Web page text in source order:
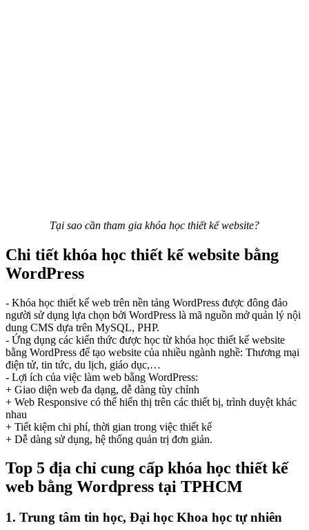
Tại sao cần tham gia khóa học thiết kế website?
Chi tiết khóa học thiết kế website bằng
WordPress
- Khóa học thiết kế web trên nền tảng WordPress được đông đảo
người sử dụng lựa chọn bởi WordPress là mã nguồn mở quản lý nội
dung CMS dựa trên MySQL, PHP.
- Ứng dụng các kiến thức được học từ khóa học thiết kế website
bằng WordPress để tạo website của nhiều ngành nghề: Thương mại
điện tử, tin tức, du lịch, giáo dục,…
- Lợi ích của việc làm web bằng WordPress:
+ Giao diện web đa dạng, dễ dàng tùy chỉnh
+ Web Responsive có thể hiển thị trên các thiết bị, trình duyệt khác
nhau
+ Tiết kiệm chi phí, thời gian trong việc thiết kế
+ Dễ dàng sử dụng, hệ thống quản trị đơn giản.
Top 5 địa chỉ cung cấp khóa học thiết kế
web bằng Wordpress tại TPHCM
1. Trung tâm tin học, Đại học Khoa học tự nhiên